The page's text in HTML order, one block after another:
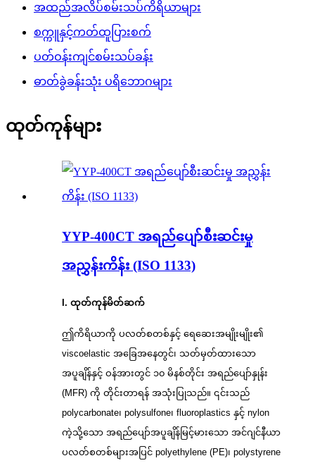
အထည်အလိပ်စမ်းသပ်ကိရိယာများ
စက္ကူနှင့်ကတ်ထူပြားစက်
ပတ်ဝန်းကျင်စမ်းသပ်ခန်း
ဓာတ်ခွဲခန်းသုံး ပရိဘောဂများ
ထုတ်ကုန်များ
YYP-400CT အရည်ပျော်စီးဆင်းမှု
အညွှန်းကိန်း (ISO 1133)
I. ထုတ်ကုန်မိတ်ဆက်
ဤကိရိယာကို ပလတ်စတစ်နှင့် ရေဆေးအမျိုးမျိုး၏
viscoelastic အခြေအနေတွင်၊ သတ်မှတ်ထားသော
အပူချိန်နှင့် ဝန်အားတွင် ၁၀ မိနစ်တိုင်း အရည်ပျော်နှုန်း
(MFR) ကို တိုင်းတာရန် အသုံးပြုသည်။ ၎င်းသည်
polycarbonate၊ polysulfone၊ fluoroplastics နှင့် nylon
ကဲ့သို့သော အရည်ပျော်အပူချိန်မြင့်မားသော အင်ဂျင်နီယာ
ပလတ်စတစ်များအပြင် polyethylene (PE)၊ polystyrene